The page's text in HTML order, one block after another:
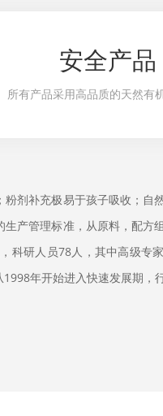
安全产品
所有产品采用高品质的天然有
剂补充极易于孩子吸收；自
产管理标准，从原料，配方
科研人员78人，其中高级专
年开始进入快速发展期